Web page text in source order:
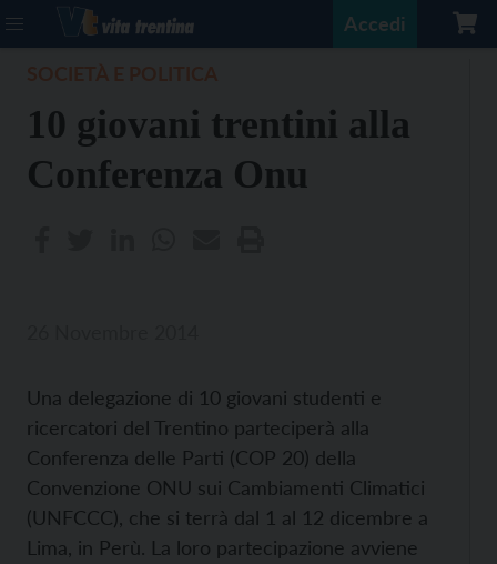
Accedi
10 giovani trentini alla
Conferenza Onu
Una delegazione di 10 giovani studenti e
ricercatori del Trentino parteciperà alla
Conferenza delle Parti (COP 20) della
Convenzione ONU sui Cambiamenti Climatici
(UNFCCC), che si terrà dal 1 al 12 dicembre a
Lima, in Perù. La loro partecipazione avviene